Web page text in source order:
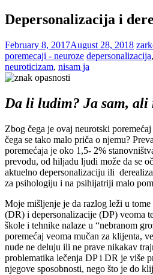
Depersonalizacija i
February 8, 2017August 28, 2018
poremecaji - neuroze depersonalizacija,
neuroticizam, nisam ja
Da li ludim? Ja sam, ali
Zbog čega je ovaj neurotski
čega se tako malo priča o njemu?
poremećaja je oko 1,5- 2%
prevodu, od hiljadu ljudi može da se
aktuelno depersonalizaciju ili
za psihologiju i na psihijatriji malo
Moje mišljenje je da razlog leži u tome
(DR) i depersonalizacije (DP) veoma
škole i tehnike nalaze u “nebranom
poremećaj veoma mučan za klijenta,
nude ne deluju ili ne prave nikakav
problematika lečenja DP i DR je više
njegove sposobnosti, nego što je do